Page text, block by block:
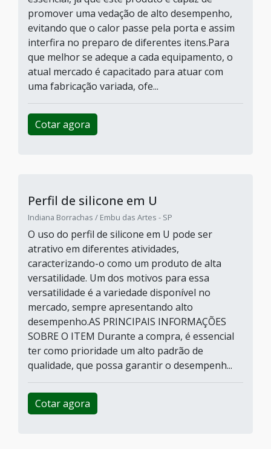
Perfil de silicone para vedação
BS2M / São Paulo - SP
O perfil de silicone para vedação é fabricado
com a intenção de atender às variadas
necessidades dos clientes. Podem ter
características técnicas próprias e podem ser
fabricados de forma personalizada. Os
dimensionais, como espessura e largura, bem
como as características de aplicação, podem
variar de acordo com a aplicação e tipo de
mat&eacu...